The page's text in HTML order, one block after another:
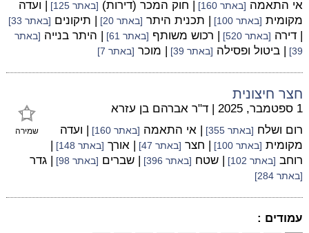
אי התאמה [באתר 160] | חוק המכר (דירות) [באתר 125]
| ועדה
מקומית [באתר 100] | תכנית היתר [באתר 20] | תיקונים [באתר 33]
| דירה [באתר 520] | רכוש משותף [באתר 61] | היתר בנייה [באתר
39]
| ביטול ופסילה [באתר 39] | מוכר [באתר 7]
חצר חיצונית
שמירה
1 ספטמבר, 2025 | ד"ר אברהם בן עזרא
רום ושלח [באתר 355] | אי התאמה [באתר 160]
| ועדה
מקומית [באתר 100] | חצר [באתר 47] | אורך [באתר 148]
|
רוחב [באתר 102] | שטח [באתר 396] | שברים [באתר 98] | גדר
[באתר 284]
עמודים :